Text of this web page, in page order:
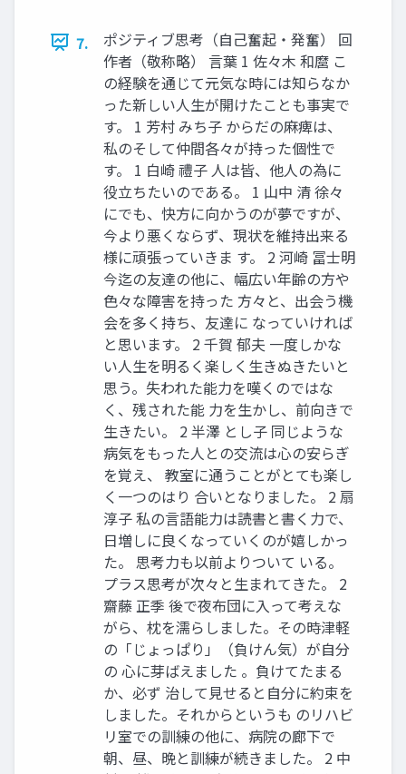
7.
ポジティブ思考（自己奮起・発奮） 回
作者（敬称略） 言葉 1 佐々木 和麿 こ
の経験を通じて元気な時には知らなか
った新しい人生が開けたことも事実で
す。 1 芳村 みち子 からだの麻痺は、
私のそして仲間各々が持った個性で
す。 1 白崎 禮子 人は皆、他人の為に
役立ちたいのである。 1 山中 清 徐々
にでも、快方に向かうのが夢ですが、
今より悪くならず、現状を維持出来る
様に頑張っていきま す。 2 河崎 冨士明
今迄の友達の他に、幅広い年齢の方や
色々な障害を持った 方々と、出会う機
会を多く持ち、友達に なっていければ
と思います。 2 千賀 郁夫 一度しかな
い人生を明るく楽しく生きぬきたいと
思う。失われた能力を嘆くのではな
く、残された能 力を生かし、前向きで
生きたい。 2 半澤 とし子 同じような
病気をもった人との交流は心の安らぎ
を覚え、 教室に通うことがとても楽し
く一つのはり 合いとなりました。 2 扇
淳子 私の言語能力は読書と書く力で、
日増しに良くなっていくのが嬉しかっ
た。 思考力も以前よりついて いる。
プラス思考が次々と生まれてきた。 2
齋藤 正季 後で夜布団に入って考えな
がら、枕を濡らしました。その時津軽
の「じょっぱり」（負けん気）が自分
の 心に芽ばえました 。負けてたまる
か、必ず 治して見せると自分に約束を
しました。それからというも のリハビ
リ室での訓練の他に、病院の廊下で
朝、昼、晩と訓練が続きました。 2 中